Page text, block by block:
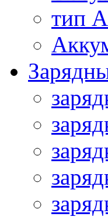
тип